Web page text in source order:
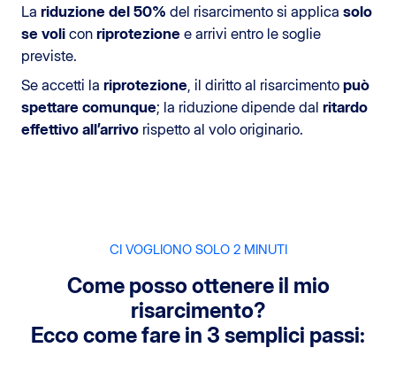
La riduzione del 50% del risarcimento si applica solo
se voli con riprotezione e arrivi entro le soglie
previste.
Se accetti la riprotezione , il diritto al risarcimento può
spettare comunque; la riduzione dipende dal ritardo
effettivo all’arrivo rispetto al volo originario.
CI VOGLIONO SOLO 2 MINUTI
Come posso ottenere il mio
risarcimento?
Ecco come fare in 3 semplici passi: